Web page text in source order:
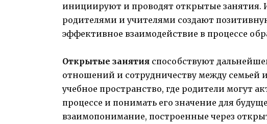
инициируют и проводят открытые занятия.
родителями и учителями создают
эффективное взаимодействие в процессе
Открытые занятия способствуют
отношений и сотрудничеству между семьей
учебное пространство, где родители могут
процессе и понимать его значение для
взаимопонимание, построенные через